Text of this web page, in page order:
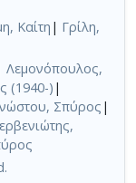
Καίτη | Γρίλη,
Λεμονόπουλος,
(1940-) |
Σπύρος |